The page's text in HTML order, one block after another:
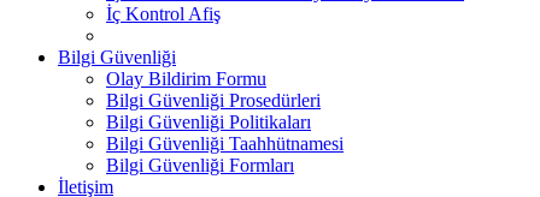
İç Kontrol Afiş
Bilgi Güvenliği
Olay Bildirim Formu
Bilgi Güvenliği Prosedürleri
Bilgi Güvenliği Politikaları
Bilgi Güvenliği Taahhütnamesi
Bilgi Güvenliği Formları
İletişim